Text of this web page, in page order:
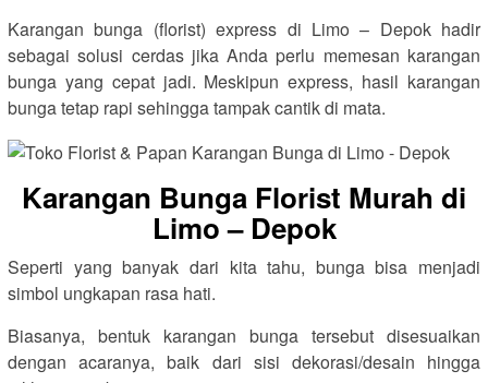
Karangan bunga (florist) express di Limo – Depok hadir
sebagai solusi cerdas jika Anda perlu memesan karangan
bunga yang cepat jadi. Meskipun express, hasil karangan
bunga tetap rapi sehingga tampak cantik di mata.
Karangan Bunga Florist Murah di
Limo – Depok
Seperti yang banyak dari kita tahu, bunga bisa menjadi
simbol ungkapan rasa hati.
Biasanya, bentuk karangan bunga tersebut disesuaikan
dengan acaranya, baik dari sisi dekorasi/desain hingga